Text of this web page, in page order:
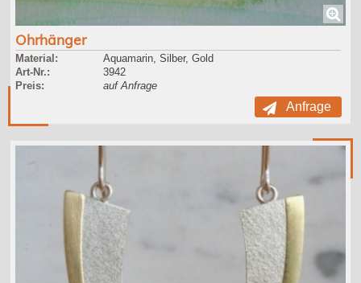
Ohrhänger
Material:
Aquamarin, Silber, Gold
Art-Nr.:
3942
Preis:
auf Anfrage
Anfrage